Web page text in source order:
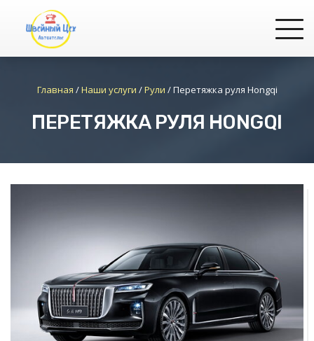
Главная /Наши услуги /Рули /Перетяжка руля Hongqi
ПЕРЕТЯЖКА РУЛЯ HONGQI